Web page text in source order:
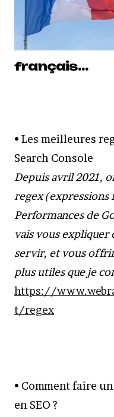
français…
• Les meilleures
Search Console
Depuis avril 2021,
regex (expressions
Performances de
vais vous expliquer
servir, et vous
plus utiles que je
https://
t/regex
• Comment faire
en SEO ?